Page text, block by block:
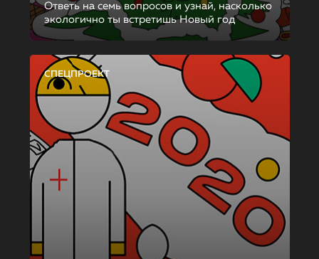
Ответь на семь вопросов и узнай, насколько
экологично ты встретишь Новый год
СПЕЦПРОЕКТ